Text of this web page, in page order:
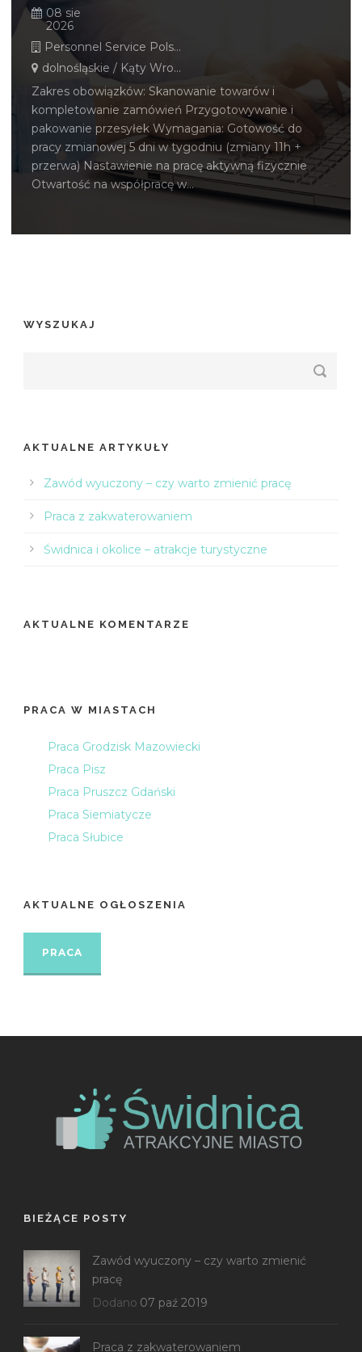
08 sie
2026
Personnel Service Polska
dolnośląskie / Kąty Wrocławskie
Zakres obowiązków: Skanowanie towarów i
kompletowanie zamówień Przygotowywanie i
pakowanie przesyłek Wymagania: Gotowość do
pracy zmianowej 5 dni w tygodniu (zmiany 11h +
przerwa) Nastawienie na pracę aktywną fizycznie
Otwartość na współpracę w...
WYSZUKAJ
AKTUALNE ARTYKUŁY
Zawód wyuczony – czy warto zmienić pracę
Praca z zakwaterowaniem
Świdnica i okolice – atrakcje turystyczne
AKTUALNE KOMENTARZE
PRACA W MIASTACH
Praca Grodzisk Mazowiecki
Praca Pisz
Praca Pruszcz Gdański
Praca Siemiatycze
Praca Słubice
AKTUALNE OGŁOSZENIA
PRACA
BIEŻĄCE POSTY
Zawód wyuczony – czy warto zmienić
pracę
Dodano 07 paź 2019
Praca z zakwaterowaniem